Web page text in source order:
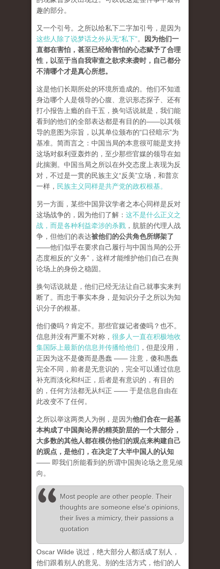
趣的部分。
又一个引号。之所以给私下二字加引号，是因为
这些人除了说梦话之外从无“私下”。
因为他们一
直都在害怕，甚至已经给害怕的心态赋予了合理
性，以至于当自我审查之欲求来袭时，自己都分
不清哪个才是真心所想。
这是他们长期所处的环境所造成的。他们不知道
身边哪个人是领导的心腹、意识形态探子、还有
打小报告上瘾的自干五，换句话说就是，我们能
看到的他们的全部表达都是有目的的——以其领
导的意图为宗旨，以其单位颁布的“口径暗示”为
基准。简而言之：中国当局的本意很可能是支持
这场对叙利亚轰炸的，至少那些官媒的领导在如
此揣测。中国当局之所以在外交态度上表现为反
对，不过是一贯的民族主义“反美”立场，和普京
一样， 民族主义同样是共产党的政权根基。
另一方面，某些中国异议学者之本心同样是反对
这场战争的，因为他们了解： 这不是什么正义之
战，而是各种利益牵涉的杀戮 ，肮脏的代理人战
争，但他们的表达被他们的公共角色所绑架了
——他们似乎在要求自己履行与中国当局的公开
态度相反的“义务”，这样才能维护他们自己在舆
论场上的身份之稳固。
换句话说就是，他们已经无法让自己就事实来判
断了。而忠于事实本身，是知识分子之所以为知
识分子的根基。
他们傻吗？肯定不。那些官媒记者傻吗？也不。
信息并没有严重不对称， 很多人一直在积极地收
集国际上最新的信息并传播给他们 ，但是没用，
正因为这不是傻而是愚蠢 —— 注意，傻和愚蠢
完全不同，前者是无意识的，完全可以通过信息
补充而淡化和纠正，后者是有意识的，有目的
的，任何方法都无从纠正 —— 于是信息自由在
此改变不了任何。
之所以举这两类人为例，是因为他们合在一起基
本构成了中国舆论界的精英阶层的一个大部分，
大多数的其他人都在模仿他们的观点来构建自己
的观点，是他们，在决定了大半中国人的认知
—— 即我们所能看到的所谓中国舆论场之意见倾
向。
Most people are other people. Their
thoughts are someone else's opinions,
their lives a mimicry, their passions a
quotation
Oscar Wilde 说过，绝大部分人都活成了别人，
他们跟着别人的意见、别的生活方式，他们的人